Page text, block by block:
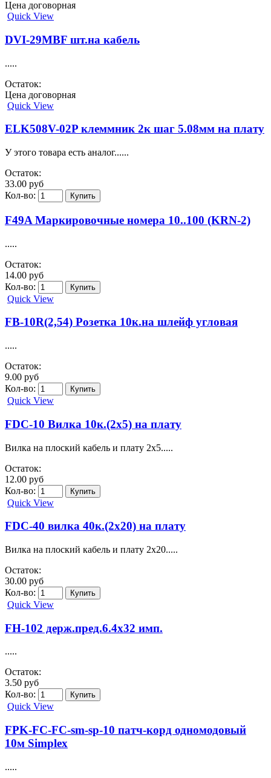
Цена договорная
Quick View
DVI-29MBF шт.на кабель
.....
Остаток:
Цена договорная
Quick View
ELK508V-02P клеммник 2к шаг 5.08мм на плату
У этого товара есть аналог......
Остаток:
33.00 руб
Кол-во:
F49A Маркировочные номера 10..100 (KRN-2)
.....
Остаток:
14.00 руб
Кол-во:
Quick View
FB-10R(2,54) Розетка 10к.на шлейф угловая
.....
Остаток:
9.00 руб
Кол-во:
Quick View
FDC-10 Вилка 10к.(2х5) на плату
Вилка на плоский кабель и плату 2х5.....
Остаток:
12.00 руб
Кол-во:
Quick View
FDC-40 вилка 40к.(2х20) на плату
Вилка на плоский кабель и плату 2x20.....
Остаток:
30.00 руб
Кол-во:
Quick View
FH-102 держ.пред.6.4х32 имп.
.....
Остаток:
3.50 руб
Кол-во:
Quick View
FPK-FC-FC-sm-sp-10 патч-корд одномодовый
10м Simplex
.....